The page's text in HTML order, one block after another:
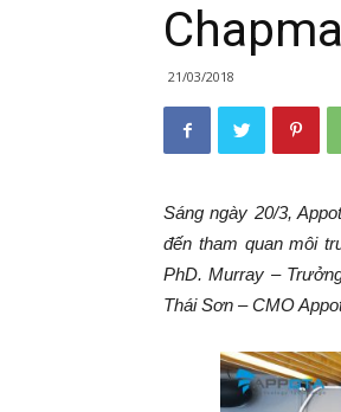
21/03/2018
Sáng ngày 20/3,
đến tham quan môi
PhD. Murray –
Thái Sơn – CMO